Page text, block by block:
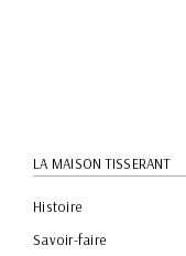
LA MAISON TISSERANT
Histoire
Savoir-faire